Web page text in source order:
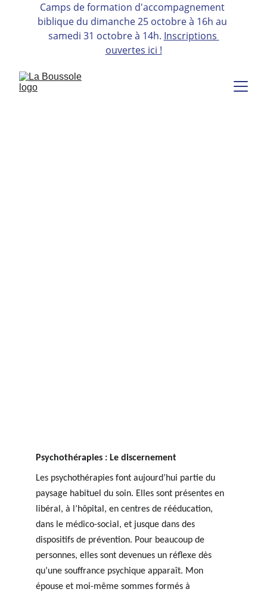
Camps de formation d'accompagnement
biblique du dimanche 25 octobre à 16h au
samedi 31 octobre à 14h. Inscriptions
ouvertes ici !
Psychothérapies : Le discernement
Les psychothérapies font aujourd’hui partie du
paysage habituel du soin. Elles sont présentes en
libéral, à l’hôpital, en centres de rééducation,
dans le médico-social, et jusque dans des
dispositifs de prévention. Pour beaucoup de
personnes, elles sont devenues un réflexe dès
qu’une souffrance psychique apparaît. Mon
épouse et moi-même sommes formés à